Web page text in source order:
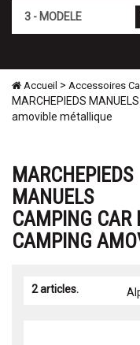
Accueil > Accessoires
MARCHEPIEDS
amovible métallique
MARCHEPIEDS
MANUELS
CAMPING CAR
CAMPING
2 articles.